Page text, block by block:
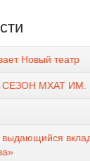
Новый театр
СЕЗОН МХАТ